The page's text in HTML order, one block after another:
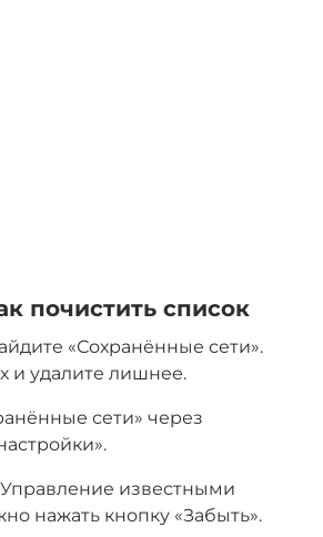
почистить список
«Сохранённые сети».
и удалите лишнее.
сети» через
известными
нажать кнопку «Забыть».